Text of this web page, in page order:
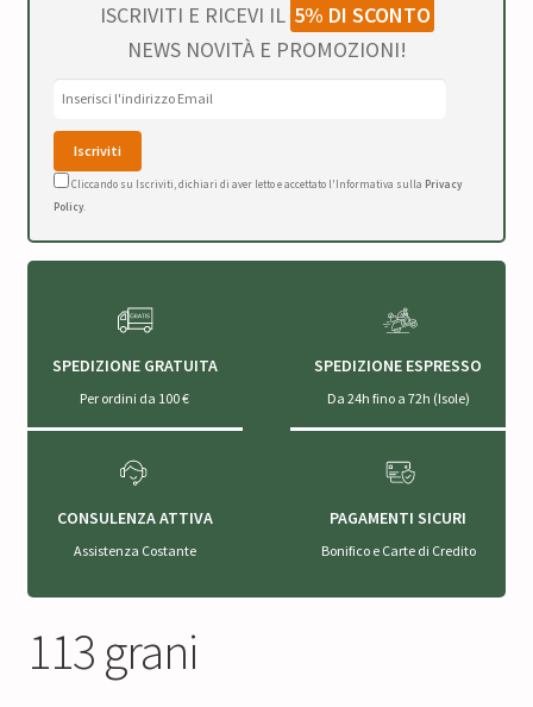
ISCRIVITI E RICEVI IL 5% DI SCONTO
NEWS NOVITÀ E PROMOZIONI!
Cliccando su Iscriviti, dichiari di aver letto e accettato l'Informativa sulla Privacy
Policy.
SPEDIZIONE GRATUITA
Per ordini da 100 €
SPEDIZIONE ESPRESSO
Da 24h fino a 72h (Isole)
CONSULENZA ATTIVA
Assistenza Costante
PAGAMENTI SICURI
Bonifico e Carte di Credito
113 grani